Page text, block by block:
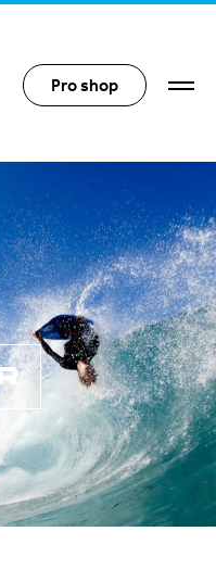
Pro shop